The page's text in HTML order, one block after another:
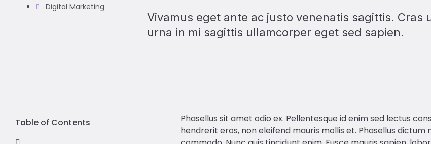
Digital Marketing
Vivamus eget ante ac justo venenatis sagittis. Cras
urna in mi sagittis ullamcorper eget sed sapien.
Table of Contents
Phasellus sit amet odio ex. Pellentesque id enim sed lectus
hendrerit eros, non eleifend mauris mollis et. Phasellus